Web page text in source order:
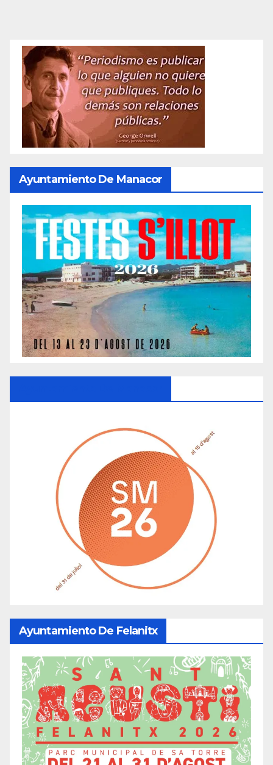
Ayuntamiento De Manacor
Ayuntamiento De Felanitx